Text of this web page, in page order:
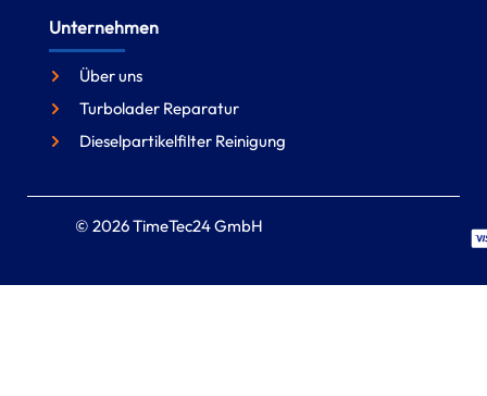
Unternehmen
Über uns
Turbolader Reparatur
Dieselpartikelfilter Reinigung
© 2026 TimeTec24 GmbH